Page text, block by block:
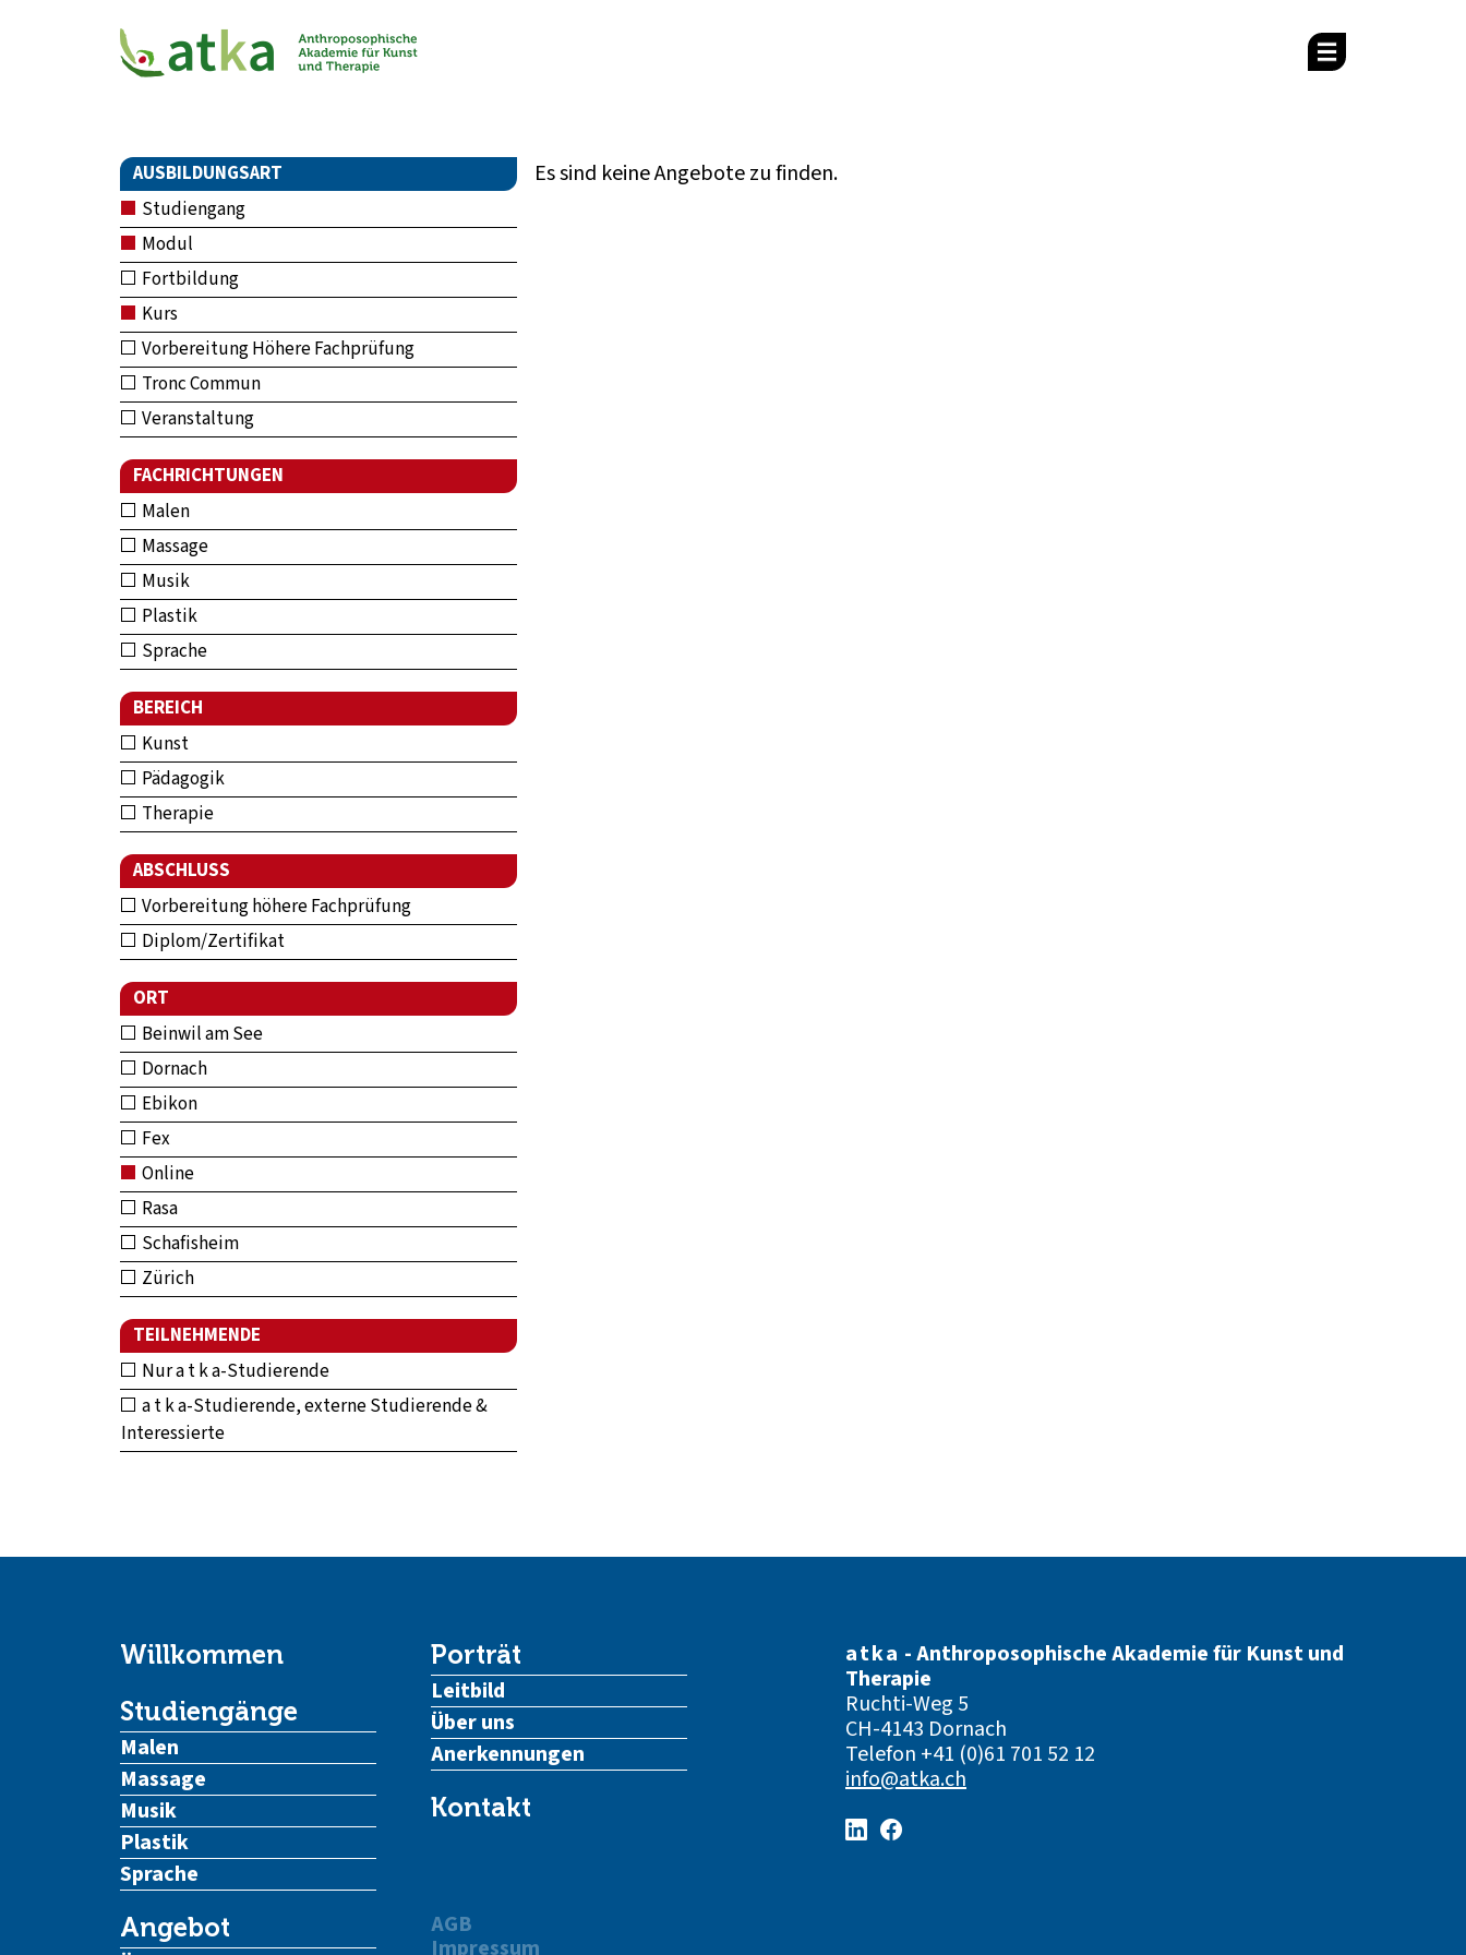
AUSBILDUNGSART
Studiengang
Modul
Fortbildung
Kurs
Vorbereitung Höhere Fachprüfung
Tronc Commun
Veranstaltung
FACHRICHTUNGEN
Malen
Massage
Musik
Plastik
Sprache
BEREICH
Kunst
Pädagogik
Therapie
ABSCHLUSS
Vorbereitung höhere Fachprüfung
Diplom/Zertifikat
ORT
Beinwil am See
Dornach
Ebikon
Fex
Online
Rasa
Schafisheim
Zürich
TEILNEHMENDE
Nur a t k a-Studierende
a t k a-Studierende, externe Studierende &
Interessierte
Es sind keine Angebote zu finden.
Willkommen
Studiengänge
Malen
Massage
Musik
Plastik
Sprache
Angebot
Porträt
Leitbild
Über uns
Anerkennungen
Kontakt
AGB
Impressum
atka - Anthroposophische Akademie für Kunst und
Therapie
Ruchti-Weg 5
CH-4143 Dornach
Telefon +41 (0)61 701 52 12
info@atka.ch